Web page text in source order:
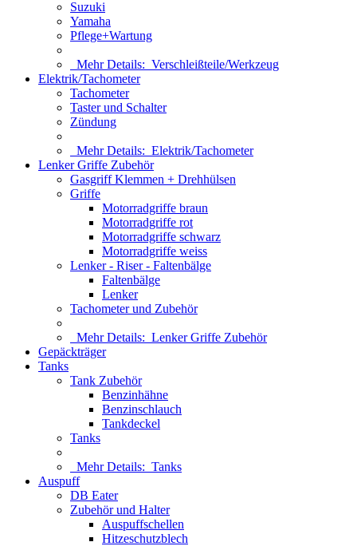
Suzuki
Yamaha
Pflege+Wartung
Mehr Details: Verschleißteile/Werkzeug
Elektrik/Tachometer
Tachometer
Taster und Schalter
Zündung
Mehr Details: Elektrik/Tachometer
Lenker Griffe Zubehör
Gasgriff Klemmen + Drehhülsen
Griffe
Motorradgriffe braun
Motorradgriffe rot
Motorradgriffe schwarz
Motorradgriffe weiss
Lenker - Riser - Faltenbälge
Faltenbälge
Lenker
Tachometer und Zubehör
Mehr Details: Lenker Griffe Zubehör
Gepäckträger
Tanks
Tank Zubehör
Benzinhähne
Benzinschlauch
Tankdeckel
Tanks
Mehr Details: Tanks
Auspuff
DB Eater
Zubehör und Halter
Auspuffschellen
Hitzeschutzblech